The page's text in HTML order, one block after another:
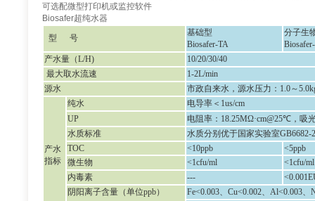
可选配微型打印机或监控软件
Biosafer超纯水器
型 号
基础型
Biosafer-TA
分子生
产水量（L/H)
10/20/30/40
最大取水流速
1-2L/min
源水
市政自来水，源水压力： 1.0～
产水
指标
纯水 电导率＜ 1us/cm
UP
电阻率： 18.25MΩ·cm@25℃ ，吸
水质标准
水质分别优于国家实验室GB6682-
TOC
<10ppb <5ppb
微生物
<1cfu/ml
<1cfu/ml
内毒素
--- <0.001
阴阳离子含量（单位ppb）
Fe<0.003、Cu<0.002、Al<0.003